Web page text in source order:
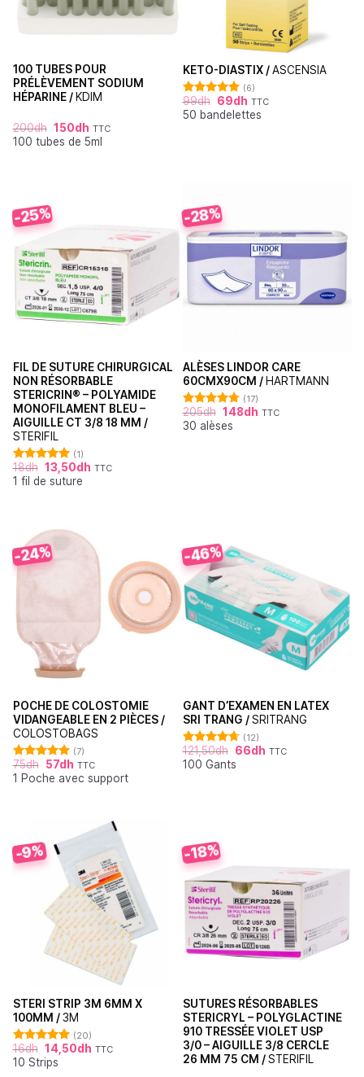
100 TUBES POUR
PRÉLÈVEMENT SODIUM
HÉPARINE / KDIM
200dh 150dh TTC
100 tubes de 5ml
KETO-DIASTIX /ASCENSIA
Note5.00
sur 5
(6)
99dh 69dh TTC
50 bandelettes
-25%
FIL DE SUTURE CHIRURGICAL
NON RÉSORBABLE
STERICRIN® – POLYAMIDE
MONOFILAMENT BLEU –
AIGUILLE CT 3/8 18 MM /
STERIFIL
Note
5.00
sur 5
(1)
18dh 13,50dh TTC
1 fil de suture
-28%
ALÈSES LINDOR CARE
60CMX90CM / HARTMANN
Note4.76
sur 5
(17)
205dh 148dh TTC
30 alèses
-24%
POCHE DE COLOSTOMIE
VIDANGEABLE EN 2 PIÈCES /
COLOSTOBAGS
Note
5.00
sur 5
(7)
75dh 57dh TTC
1 Poche avec support
-46%
GANT D’EXAMEN EN LATEX
SRI TRANG /SRITRANG
Note4.67
sur 5
(12)
121,50dh 66dh TTC
100 Gants
-9%
STERI STRIP 3M 6MM X
100MM /3M
Note 4.95
sur 5
(20)
16dh 14,50dh TTC
10 Strips
-18%
SUTURES RÉSORBABLES
STERICRYL – POLYGLACTINE
910 TRESSÉE VIOLET USP
3/0 – AIGUILLE 3/8 CERCLE
26 MM 75 CM /STERIFIL